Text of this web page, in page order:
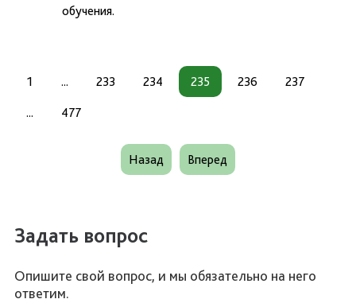
обучения.
1 ... 233 234 235 236 237
... 477
Назад Вперед
Задать вопрос
Опишите свой вопрос, и мы обязательно на него
ответим.